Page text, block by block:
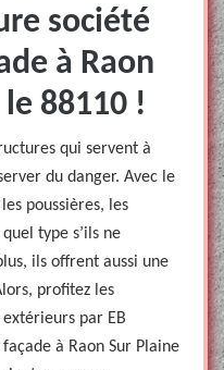
société
à Raon
88110 !
qui servent à
du danger. Avec le
poussières, les
type s’ils ne
ils offrent aussi une
profitez les
par EB
à Raon Sur Plaine